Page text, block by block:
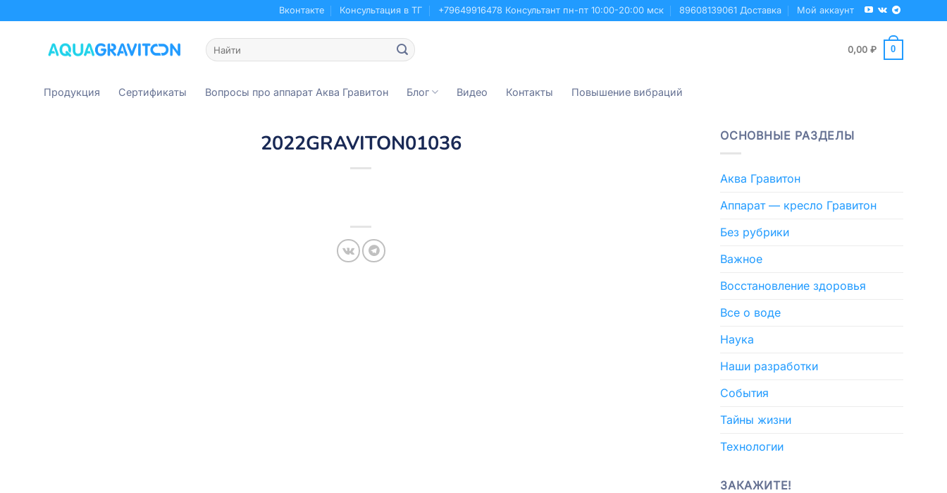
to
Вконтакте Консультация в ТГ +79649916478 Консультант пн-пт 10:00-20:00 мск 89608139061 Доставка Мой аккаунт
Искать:
0,00 ₽ 0
Продукция Сертификаты Вопросы про аппарат Аква Гравитон Блог Видео Контакты Повышение вибраций
2022GRAVITON01036 ОСНОВНЫЕ РАЗДЕЛЫ
Аква Гравитон
Аппарат — кресло Гравитон
Без рубрики
Важное
Восстановление здоровья
Все о воде
Наука
Наши разработки
События
Тайны жизни
Технологии
ЗАКАЖИТЕ!